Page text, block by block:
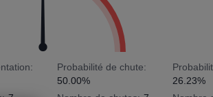
Probabilité de chute:
50.00%
26.23%